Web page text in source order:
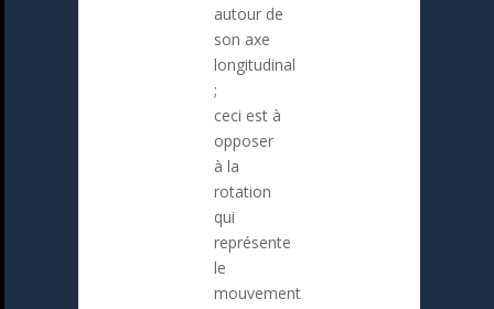
autour de
son axe
longitudinal
;
ceci est à
opposer
à la
rotation
qui
représente
le
mouvement